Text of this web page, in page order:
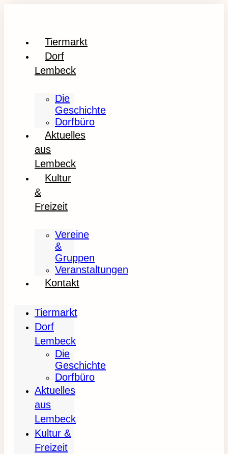
Tiermarkt
Dorf
Lembeck
Die
Geschichte
Dorfbüro
Aktuelles
aus
Lembeck
Kultur
&
Freizeit
Vereine
&
Gruppen
Veranstaltungen
Kontakt
Tiermarkt
Dorf
Lembeck
Die
Geschichte
Dorfbüro
Aktuelles
aus
Lembeck
Kultur &
Freizeit